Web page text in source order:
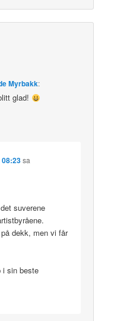
Myrbakk:
glad!
08:23sa
suverene
dekk, men vi får
i sin beste